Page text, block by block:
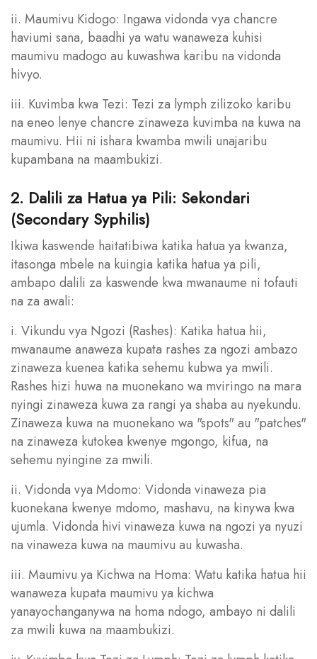
ii. Maumivu Kidogo: Ingawa vidonda vya chancre
haviumi sana, baadhi ya watu wanaweza kuhisi
maumivu madogo au kuwashwa karibu na vidonda
hivyo.
iii. Kuvimba kwa Tezi: Tezi za lymph zilizoko karibu
na eneo lenye chancre zinaweza kuvimba na kuwa na
maumivu. Hii ni ishara kwamba mwili unajaribu
kupambana na maambukizi.
2. Dalili za Hatua ya Pili: Sekondari
(Secondary Syphilis)
Ikiwa kaswende haitatibiwa katika hatua ya kwanza,
itasonga mbele na kuingia katika hatua ya pili,
ambapo dalili za kaswende kwa mwanaume ni tofauti
na za awali:
i. Vikundu vya Ngozi (Rashes): Katika hatua hii,
mwanaume anaweza kupata rashes za ngozi ambazo
zinaweza kuenea katika sehemu kubwa ya mwili.
Rashes hizi huwa na muonekano wa mviringo na mara
nyingi zinaweza kuwa za rangi ya shaba au nyekundu.
Zinaweza kuwa na muonekano wa "spots" au "patches"
na zinaweza kutokea kwenye mgongo, kifua, na
sehemu nyingine za mwili.
ii. Vidonda vya Mdomo: Vidonda vinaweza pia
kuonekana kwenye mdomo, mashavu, na kinywa kwa
ujumla. Vidonda hivi vinaweza kuwa na ngozi ya nyuzi
na vinaweza kuwa na maumivu au kuwasha.
iii. Maumivu ya Kichwa na Homa: Watu katika hatua hii
wanaweza kupata maumivu ya kichwa
yanayochanganywa na homa ndogo, ambayo ni dalili
za mwili kuwa na maambukizi.